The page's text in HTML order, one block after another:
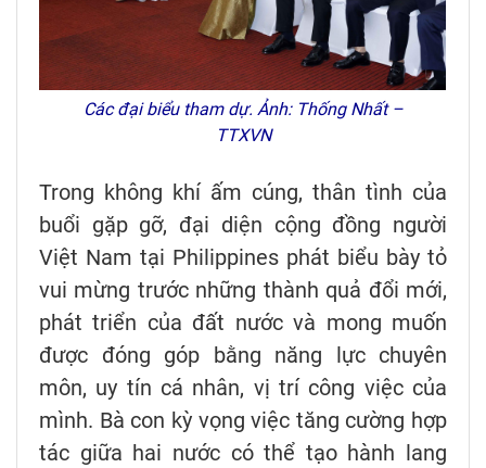
Các đại biểu tham dự. Ảnh: Thống Nhất –
TTXVN
Trong không khí ấm cúng, thân tình của
buổi gặp gỡ, đại diện cộng đồng người
Việt Nam tại Philippines phát biểu bày tỏ
vui mừng trước những thành quả đổi mới,
phát triển của đất nước và mong muốn
được đóng góp bằng năng lực chuyên
môn, uy tín cá nhân, vị trí công việc của
mình. Bà con kỳ vọng việc tăng cường hợp
tác giữa hai nước có thể tạo hành lang